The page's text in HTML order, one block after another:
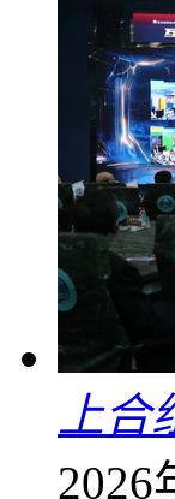
上合
2026